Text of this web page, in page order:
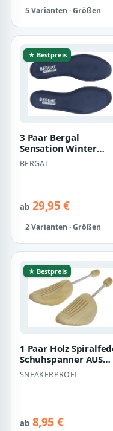
5 Varianten · Größen
★ Bestpreis
3 Paar Bergal
Sensation Winter
Herren Einlegesohle
Sohle Visko Schaum…
BERGAL
ab29,95 €
2 Varianten · Größen
★ Bestpreis
1 Paar Holz
Schuhspanner AUS
HOCHWERTIGEM
HOLZ Echtholz NE…
SNEAKERPROFI
ab8,95 €